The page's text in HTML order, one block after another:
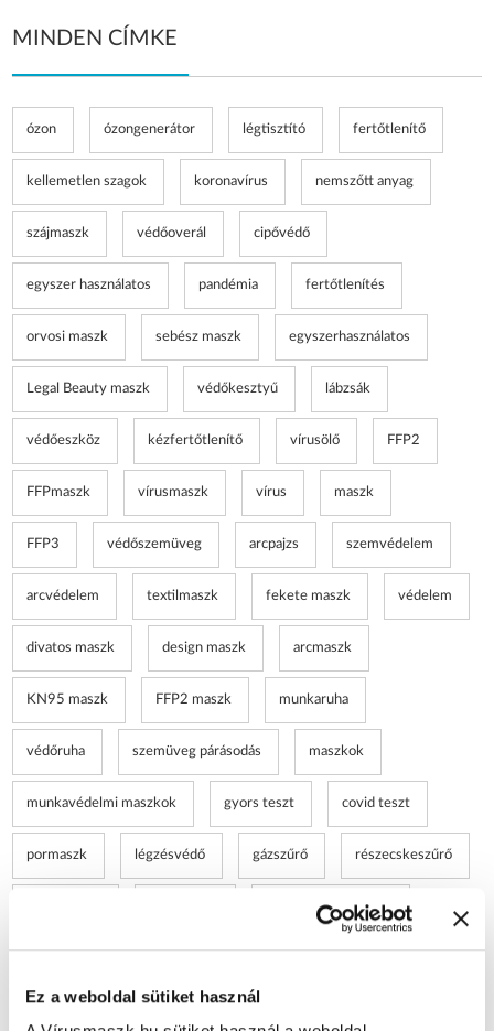
Ez a weboldal sütiket használ
MINDEN CÍMKE
ózon ózongenerátor légtisztító fertőtlenítő
kellemetlen szagok koronavírus nemszőtt anyag
szájmaszk védőoverál cipővédő
egyszer használatos pandémia fertőtlenítés
orvosi maszk sebész maszk egyszerhasználatos
Legal Beauty maszk védőkesztyű lábzsák
védőeszköz kézfertőtlenítő vírusölő FFP2
FFPmaszk vírusmaszk vírus maszk
FFP3 védőszemüveg arcpajzs szemvédelem
arcvédelem textilmaszk fekete maszk védelem
divatos maszk design maszk arcmaszk
KN95 maszk FFP2 maszk munkaruha
védőruha szemüveg párásodás maszkok
munkavédelmi maszkok gyors teszt covid teszt
pormaszk légzésvédő gázszűrő részecskeszűrő
éjszakai permetezés